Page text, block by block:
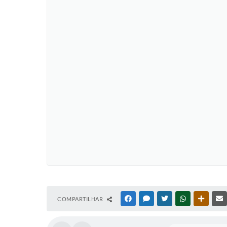
COMPARTILHAR FACEBOOKMESSENGER
TWITTERWHATSAPP